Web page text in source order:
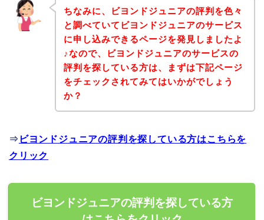
ちなみに、ビヨンドジュニアの評判を色々
と調べていてビヨンドジュニアのサービス
に申し込みできるページを発見しましたよ
♪なので、ビヨンドジュニアのサービスの
評判を探している方は、まずは下記ページ
をチェックされてみてはいかがでしょう
か？
⇒ ビヨンドジュニアの評判を探している方はこちらを
クリック
ビヨンドジュニアの評判を探している方